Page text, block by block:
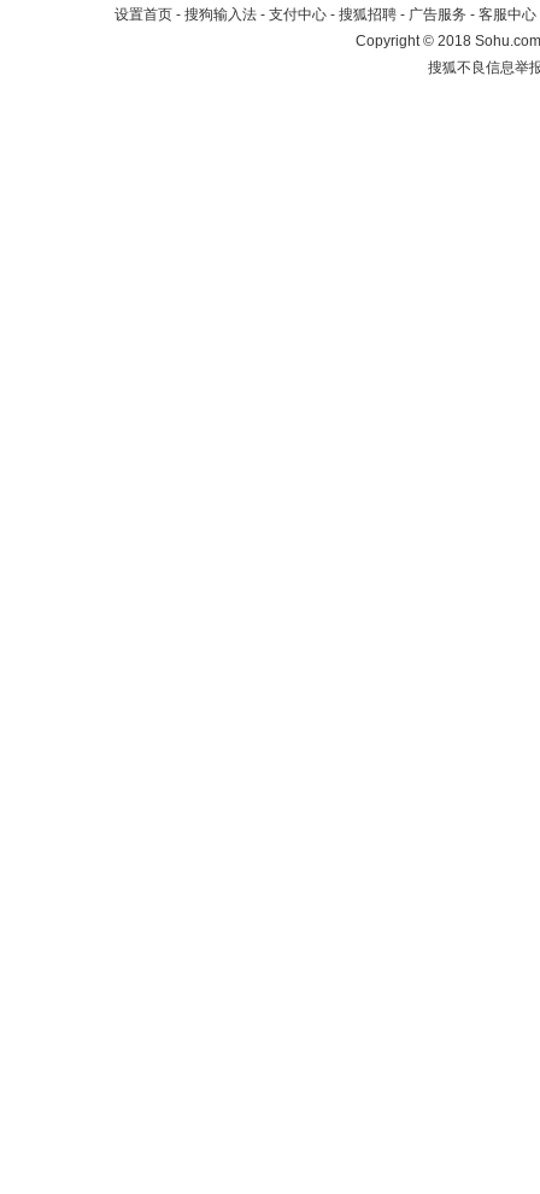
设置首页 - 搜狗输入法 - 支付中心 - 搜狐招聘 - 广告服务 - 客服中心
Copyright©2018
搜狐不良信息举